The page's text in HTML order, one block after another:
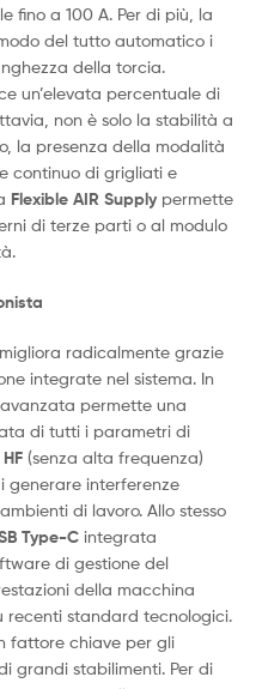
fino a 100 A. Per di più, la
del tutto automatico i
della torcia.
un’elevata percentuale di
non è solo la stabilità a
la presenza della modalità
continuo di grigliati e
Flexible AIR Supply permette
di terze parti o al modulo
radicalmente grazie
integrate nel sistema. In
permette una
di tutti i parametri di
(senza alta frequenza)
generare interferenze
di lavoro. Allo stesso
Type-C integrata
di gestione del
della macchina
recenti standard tecnologici.
fattore chiave per gli
grandi stabilimenti. Per di